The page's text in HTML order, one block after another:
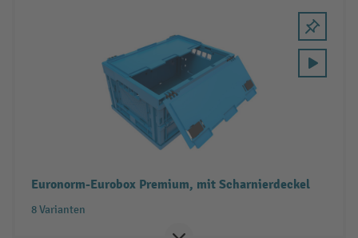
Euronorm-Eurobox Premium, mit Scharnierdeckel
8 Varianten